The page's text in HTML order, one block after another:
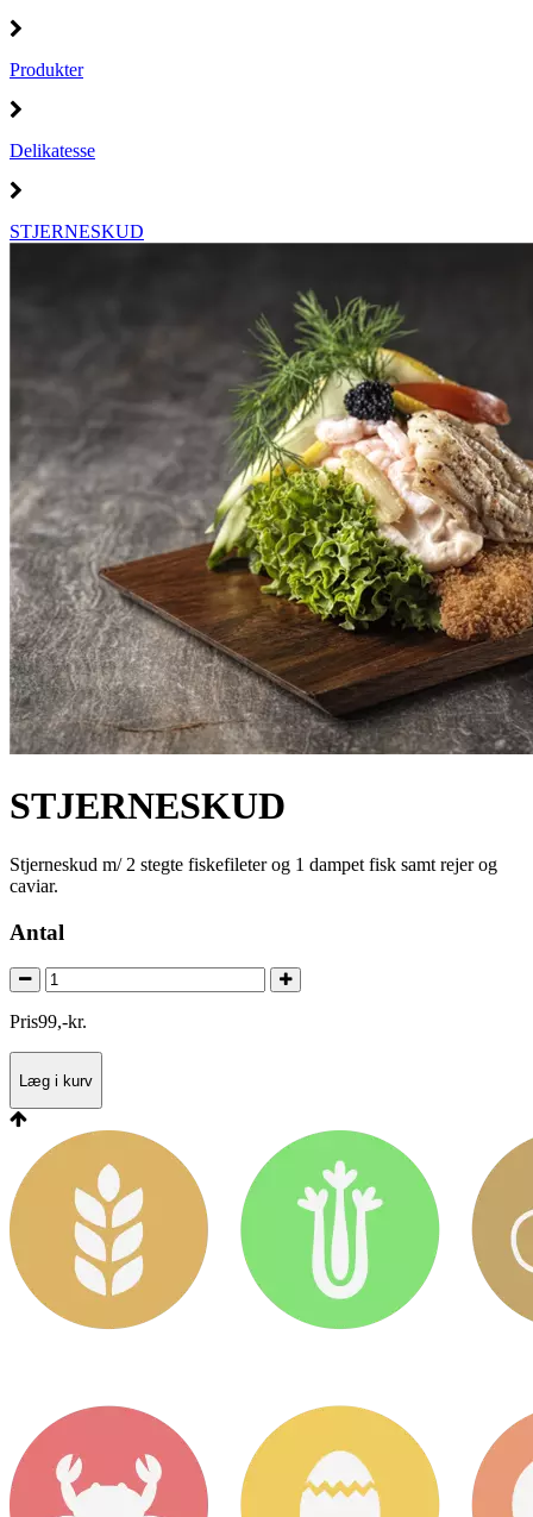
Produkter
Delikatesse
STJERNESKUD
STJERNESKUD
Stjerneskud m/ 2 stegte fiskefileter og 1 dampet fisk samt rejer og
caviar.
Antal
Pris99,-kr.
Læg i kurv